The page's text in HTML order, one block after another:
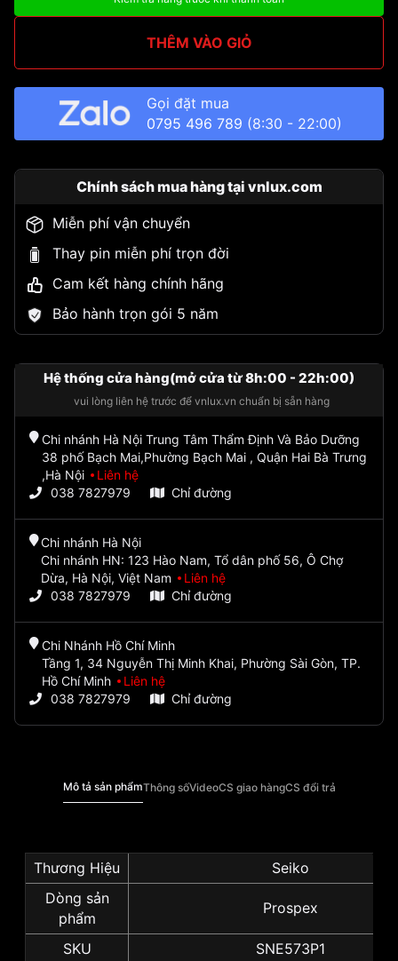
THÊM VÀO GIỎ
Gọi đặt mua
0795 496 789 (8:30 - 22:00)
Chính sách mua hàng tại vnlux.com
Miễn phí vận chuyển
Thay pin miễn phí trọn đời
Cam kết hàng chính hãng
Bảo hành trọn gói 5 năm
Hệ thống cửa hàng(mở cửa từ 8h:00 - 22h:00)
vui lòng liên hệ trước để vnlux.vn chuẩn bị sẵn hàng
Chi nhánh Hà Nội Trung Tâm Thẩm Định Và Bảo Dưỡng
38 phố Bạch Mai,Phường Bạch Mai , Quận Hai Bà Trưng
,Hà Nội
Liên hệ
038 7827979
Chỉ đường
Chi nhánh Hà Nội
Chi nhánh HN: 123 Hào Nam, Tổ dân phố 56, Ô Chợ
Dừa, Hà Nội, Việt Nam
Liên hệ
038 7827979
Chỉ đường
Chi Nhánh Hồ Chí Minh
Tầng 1, 34 Nguyễn Thị Minh Khai, Phường Sài Gòn, TP.
Hồ Chí Minh
Liên hệ
038 7827979
Chỉ đường
Mô tả sản phẩmThông sốVideoCS giao hàngCS đổi trả
Thương Hiệu
Seiko
Dòng sản
phẩm
Prospex
SKU SNE573P1